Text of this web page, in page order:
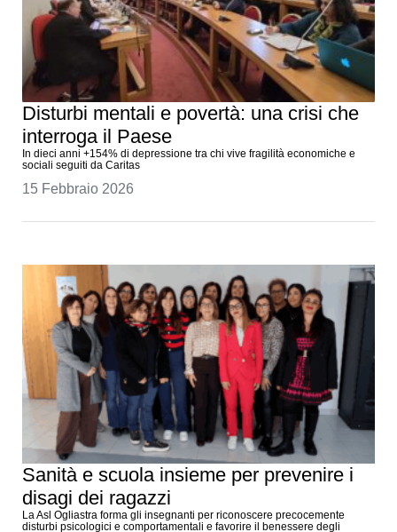
Disturbi mentali e povertà: una crisi che
interroga il Paese
In dieci anni +154% di depressione tra chi vive fragilità economiche e
sociali seguiti da Caritas
15 Febbraio 2026
Sanità e scuola insieme per prevenire i
disagi dei ragazzi
La Asl Ogliastra forma gli insegnanti per riconoscere precocemente
disturbi psicologici e comportamentali e favorire il benessere degli